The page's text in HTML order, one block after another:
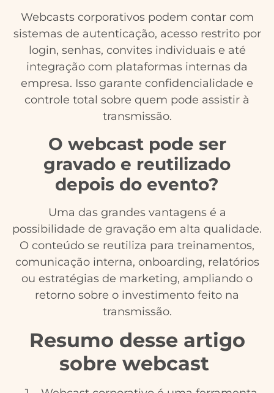
Webcasts corporativos podem contar com
sistemas de autenticação, acesso restrito por
login, senhas, convites individuais e até
integração com plataformas internas da
empresa. Isso garante confidencialidade e
controle total sobre quem pode assistir à
transmissão.
O webcast pode ser
gravado e reutilizado
depois do evento?
Uma das grandes vantagens é a
possibilidade de gravação em alta qualidade.
O conteúdo se reutiliza para treinamentos,
comunicação interna, onboarding, relatórios
ou estratégias de marketing, ampliando o
retorno sobre o investimento feito na
transmissão.
Resumo desse artigo
sobre webcast